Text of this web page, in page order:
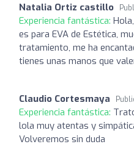
Natalia Ortiz castillo
Experiencia fantástica:
es para EVA de Estética,
tratamiento, me ha
tienes unas manos que
Claudio Cortesmaya
Experiencia fantástica:
lola muy atentas y
Volveremos sin duda